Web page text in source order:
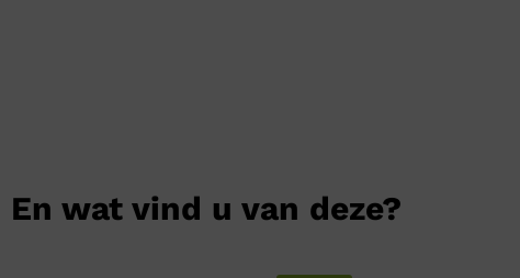
En wat vind u van deze?